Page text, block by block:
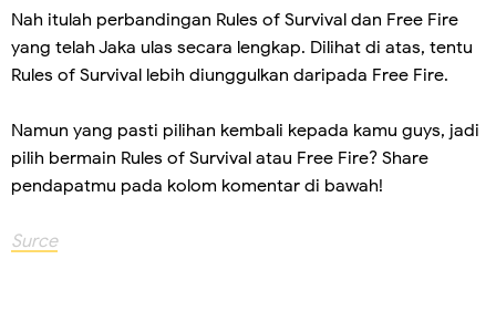
Nah itulah perbandingan Rules of Survival dan Free Fire
yang telah Jaka ulas secara lengkap. Dilihat di atas, tentu
Rules of Survival lebih diunggulkan daripada Free Fire.
Namun yang pasti pilihan kembali kepada kamu guys, jadi
pilih bermain Rules of Survival atau Free Fire? Share
pendapatmu pada kolom komentar di bawah!
Surce